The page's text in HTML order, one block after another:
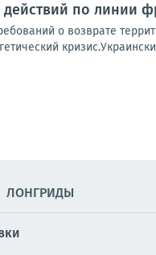
по линии
о возврате
ЛОНГРИДЫ